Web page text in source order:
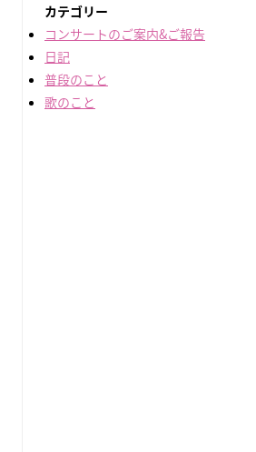
ー
カ
イ
ブ
カテゴリー
コンサートのご案内&ご報告
日記
普段のこと
歌のこと